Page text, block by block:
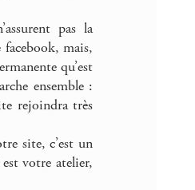
pas la
mais,
qu’est
ensemble :
rejoindra très
site, c’est un
votre atelier,